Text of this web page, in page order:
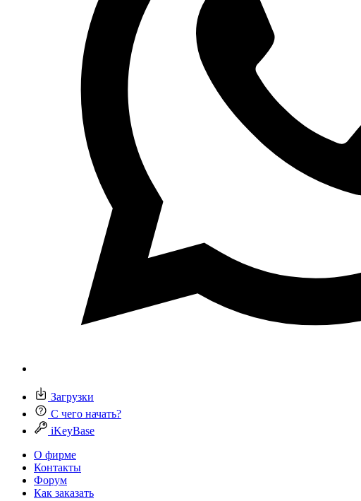
Загрузки
С чего начать?
iKeyBase
О фирме
Контакты
Форум
Как заказать